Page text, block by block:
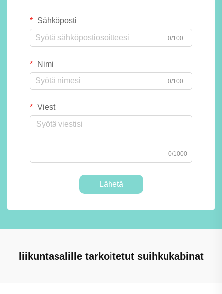
Sähköposti
0/100
Nimi
0/100
Viesti
0/1000
Lähetä
liikuntasalille tarkoitetut suihkukabinat